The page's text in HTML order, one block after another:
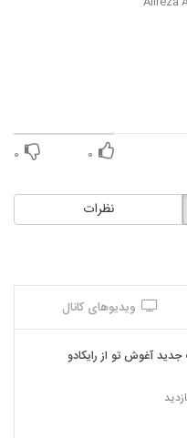
۰ ۰
نظرات
ویدیوهای کانال
آغوش تو از رایکادو